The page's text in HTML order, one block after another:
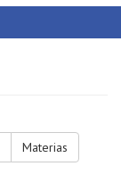
Materias